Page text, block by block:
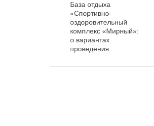
База отдыха
«Спортивно-
оздоровительный
комплекс «Мирный»:
о вариантах
проведения